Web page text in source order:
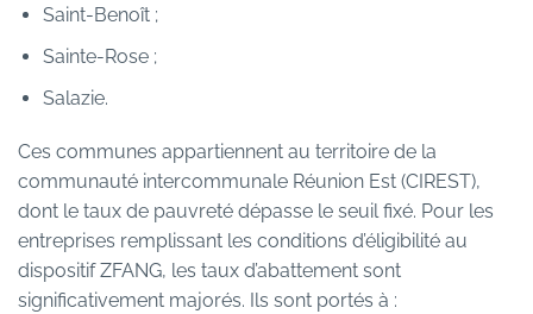
Saint-Benoît ;
Sainte-Rose ;
Salazie.
Ces communes appartiennent au territoire de la
communauté intercommunale Réunion Est (CIREST),
dont le taux de pauvreté dépasse le seuil fixé. Pour les
entreprises remplissant les conditions d’éligibilité au
dispositif ZFANG, les taux d’abattement sont
significativement majorés. Ils sont portés à :